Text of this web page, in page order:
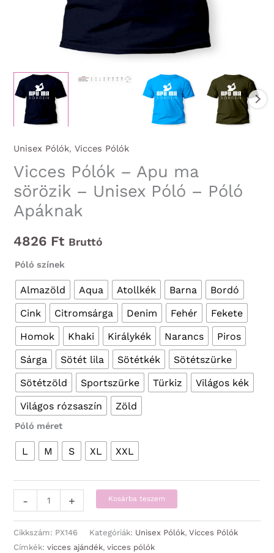
Unisex Pólók,Vicces Pólók
Vicces Pólók – Apu ma
sörözik – Unisex Póló – Póló
Apáknak
4826 Ft Bruttó
Póló színek
Almazöld Aqua Atollkék Barna
Bordó
Cink
Citromsárga Denim Fehér
Fekete
Homok
Khaki Királykék Narancs
Piros
Sárga
Sötét lila Sötétkék
Sötétszürke
Sötétzöld
Sportszürke Türkiz
Világos kék
Világos rózsaszín
Zöld
Póló méret
L M S XL XXL
-
Pólók
-
Apu
+ Kosárba teszem
Cikkszám: PX146 Kategóriák: Unisex Pólók,Vicces Pólók
Címkék:vicces ajándék,vicces pólók